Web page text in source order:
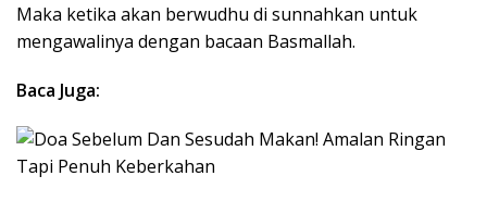
Maka ketika akan berwudhu di sunnahkan untuk
mengawalinya dengan bacaan Basmallah.
Baca Juga: